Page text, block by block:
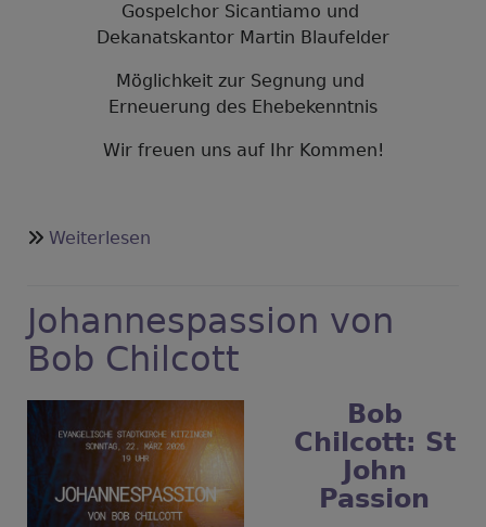
Gospelchor Sicantiamo und
Dekanatskantor Martin Blaufelder
Möglichkeit zur Segnung und
Erneuerung des Ehebekenntnis
Wir freuen uns auf Ihr Kommen!
Weiterlesen
Valentinstag
Johannespassion von
Bob Chilcott
Bob
Chilcott: St
John
Passion